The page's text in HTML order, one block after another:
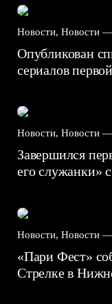
Новости, Новости —
Опубликован
сериалов
Новости, Новости —
Завершился
его служанки»
Новости, Новости —
«Пари Фест»
Стрелке в